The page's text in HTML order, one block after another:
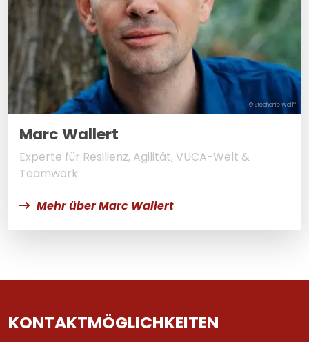
© Stephanie Wolff
Marc Wallert
Experte für Resilienz, Agilität, VUCA-Welt &
Teamwork
Mehr über Marc Wallert
KONTAKTMÖGLICHKEITEN